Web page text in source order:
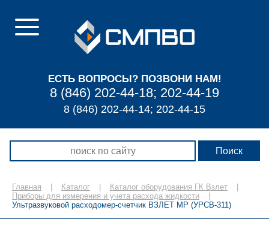
ЕСТЬ ВОПРОСЫ? ПОЗВОНИ НАМ!
8 (846) 202-44-18; 202-44-19
8 (846) 202-44-14; 202-44-15
Главная Каталог Каталог оборудования ГК Взлет
Приборы для измерения и учета расхода жидкости
Ультразвуковой расходомер-счетчик ВЗЛЕТ МР (УРСВ-311)